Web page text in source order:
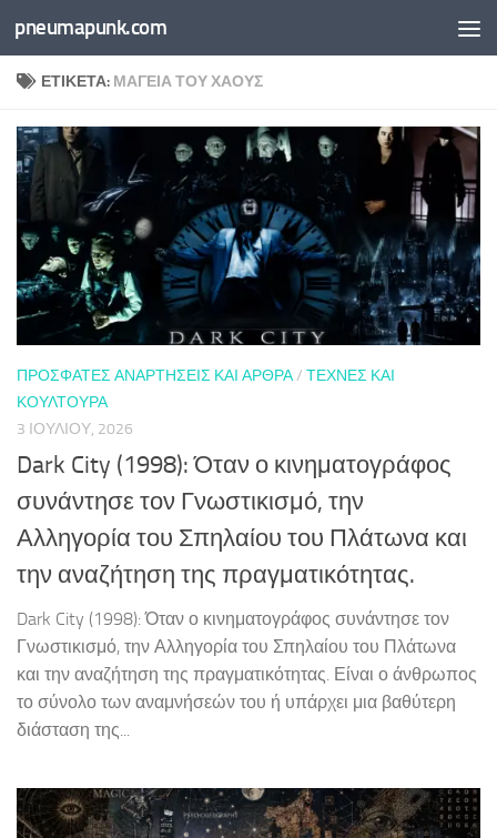
Skip to content
pneumapunk.com
ΕΤΙΚΈΤΑ: ΜΑΓΕΊΑ ΤΟΥ ΧΆΟΥΣ
ΠΡΌΣΦΑΤΕΣ ΑΝΑΡΤΉΣΕΙΣ ΚΑΙ ΆΡΘΡΑ/ ΤΈΧΝΕΣ ΚΑΙ
ΚΟΥΛΤΟΎΡΑ
3 ΙΟΥΛΊΟΥ, 2026
Dark City (1998): Όταν ο κινηματογράφος
συνάντησε τον Γνωστικισμό, την
Αλληγορία του Σπηλαίου του Πλάτωνα και
την αναζήτηση της πραγματικότητας.
Dark City (1998): Όταν ο κινηματογράφος συνάντησε τον
Γνωστικισμό, την Αλληγορία του Σπηλαίου του Πλάτωνα
και την αναζήτηση της πραγματικότητας. Είναι ο άνθρωπος
το σύνολο των αναμνήσεών του ή υπάρχει μια βαθύτερη
διάσταση της...